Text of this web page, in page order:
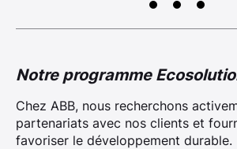
Notre programme
Chez ABB, nous recherchons
partenariats avec nos clients et
favoriser le développement durable.